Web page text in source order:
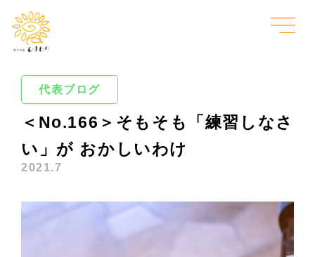
代表ブログ
＜No.166＞そもそも「練習しなさ
い」が おかしいわけ
2021.7